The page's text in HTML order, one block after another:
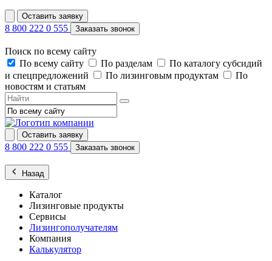
Оставить заявку
8 800 222 0 555 Заказать звонок
Поиск по всему сайту
По всему сайту
По разделам
По каталогу субсидий
и спецпредложений
По лизинговым продуктам
По
новостям и статьям
Оставить заявку
8 800 222 0 555 Заказать звонок
Назад
Каталог
Лизинговые продукты
Сервисы
Лизингополучателям
Компания
Калькулятор